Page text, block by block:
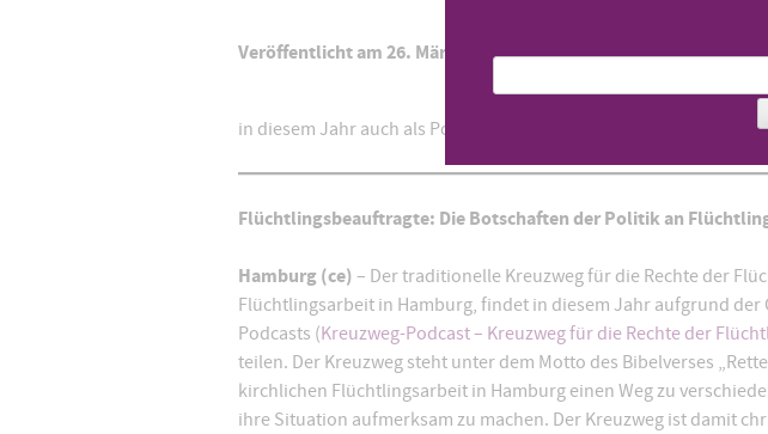
Veröffentlicht am26. März 2021
in diesem Jahr auch als Podcast!
Flüchtlingsbeauftragte: Die Botschaften der Politik an
Hamburg (ce) – Der traditionelle Kreuzweg für die Rechte der
Flüchtlingsarbeit in Hamburg, findet in diesem Jahr aufgrund
Podcasts (Kreuzweg-Podcast – Kreuzweg für die Rechte der
teilen. Der Kreuzweg steht unter dem Motto des Bibelverses
kirchlichen Flüchtlingsarbeit in Hamburg einen Weg zu
ihre Situation aufmerksam zu machen. Der Kreuzweg ist damit